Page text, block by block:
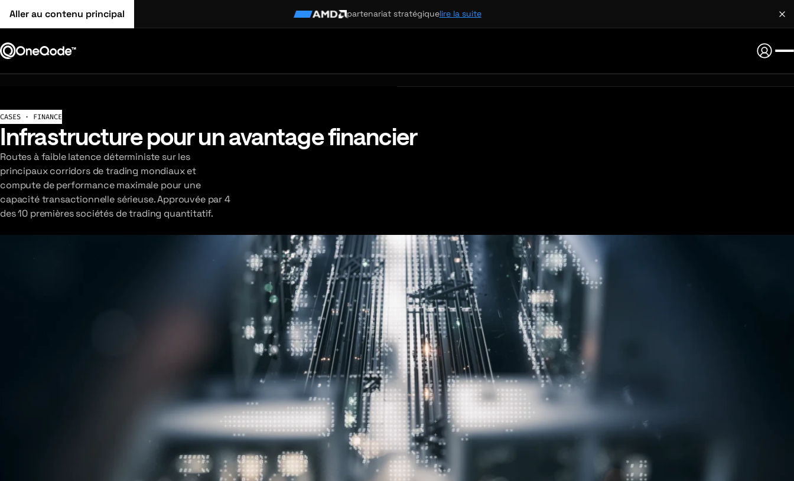
Aller au contenu principal partenariat stratégiquelire la suite
CASES · FINANCE
Infrastructure pour un avantage financier
Routes à faible latence déterministe sur les
principaux corridors de trading mondiaux et
compute de performance maximale pour une
capacité transactionnelle sérieuse. Approuvée par 4
des 10 premières sociétés de trading quantitatif.